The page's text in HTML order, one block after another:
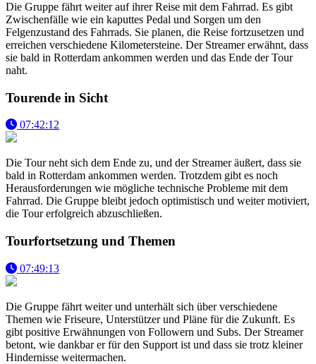
Die Gruppe fährt weiter auf ihrer Reise mit dem Fahrrad. Es gibt
Zwischenfälle wie ein kaputtes Pedal und Sorgen um den
Felgenzustand des Fahrrads. Sie planen, die Reise fortzusetzen und
erreichen verschiedene Kilometersteine. Der Streamer erwähnt, dass
sie bald in Rotterdam ankommen werden und das Ende der Tour
naht.
Tourende in Sicht
07:42:12
Die Tour neht sich dem Ende zu, und der Streamer äußert, dass sie
bald in Rotterdam ankommen werden. Trotzdem gibt es noch
Herausforderungen wie mögliche technische Probleme mit dem
Fahrrad. Die Gruppe bleibt jedoch optimistisch und weiter motiviert,
die Tour erfolgreich abzuschließen.
Tourfortsetzung und Themen
07:49:13
Die Gruppe fährt weiter und unterhält sich über verschiedene
Themen wie Friseure, Unterstützer und Pläne für die Zukunft. Es
gibt positive Erwähnungen von Followern und Subs. Der Streamer
betont, wie dankbar er für den Support ist und dass sie trotz kleiner
Hindernisse weitermachen.